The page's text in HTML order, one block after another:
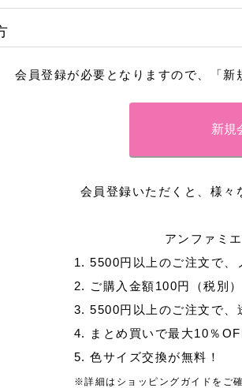
会員登録が必要となりますので、「新
会員登録いただくと、様々
アンファミ
1. 5500円以上のご注文で、
2. ご購入金額100円（税別
3. 5500円以上のご注文で、
4. まとめ買いで最大10％
5. 色サイズ交換が無料！
※詳細はショッピングガイドをご